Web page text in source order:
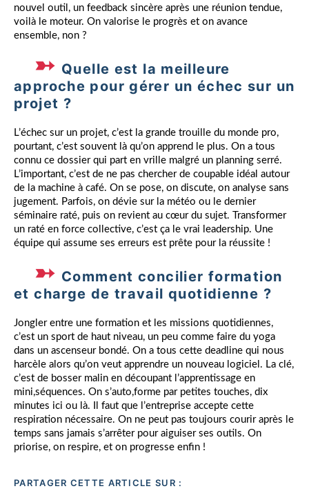
nouvel outil, un feedback sincère après une réunion tendue,
voilà le moteur. On valorise le progrès et on avance
ensemble, non ?
Quelle est la meilleure
approche pour gérer un échec sur un
projet ?
L’échec sur un projet, c’est la grande trouille du monde pro,
pourtant, c’est souvent là qu’on apprend le plus. On a tous
connu ce dossier qui part en vrille malgré un planning serré.
L’important, c’est de ne pas chercher de coupable idéal autour
de la machine à café. On se pose, on discute, on analyse sans
jugement. Parfois, on dévie sur la météo ou le dernier
séminaire raté, puis on revient au cœur du sujet. Transformer
un raté en force collective, c’est ça le vrai leadership. Une
équipe qui assume ses erreurs est prête pour la réussite !
Comment concilier formation
et charge de travail quotidienne ?
Jongler entre une formation et les missions quotidiennes,
c’est un sport de haut niveau, un peu comme faire du yoga
dans un ascenseur bondé. On a tous cette deadline qui nous
harcèle alors qu’on veut apprendre un nouveau logiciel. La clé,
c’est de bosser malin en découpant l’apprentissage en
mini,séquences. On s’auto,forme par petites touches, dix
minutes ici ou là. Il faut que l’entreprise accepte cette
respiration nécessaire. On ne peut pas toujours courir après le
temps sans jamais s’arrêter pour aiguiser ses outils. On
priorise, on respire, et on progresse enfin !
PARTAGER CETTE ARTICLE SUR :